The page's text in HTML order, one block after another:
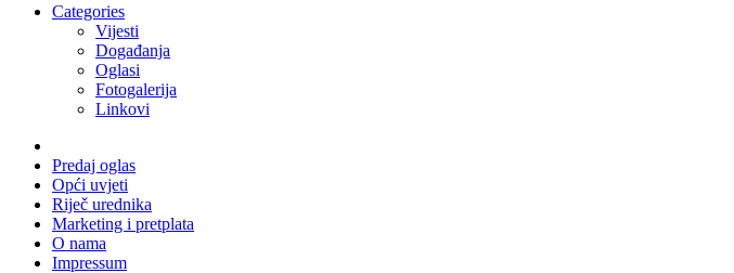
Categories
Vijesti
Događanja
Oglasi
Fotogalerija
Linkovi
Predaj oglas
Opći uvjeti
Riječ urednika
Marketing i pretplata
O nama
Impressum